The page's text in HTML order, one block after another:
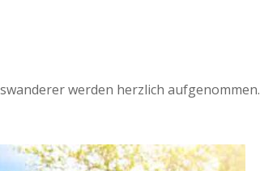
werden herzlich aufgenommen.